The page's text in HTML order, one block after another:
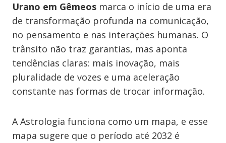
Urano em Gêmeos marca o início de uma era
de transformação profunda na comunicação,
no pensamento e nas interações humanas. O
trânsito não traz garantias, mas aponta
tendências claras: mais inovação, mais
pluralidade de vozes e uma aceleração
constante nas formas de trocar informação.
A Astrologia funciona como um mapa, e esse
mapa sugere que o período até 2032 é